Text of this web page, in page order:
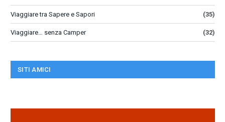
Viaggiare tra Sapere e Sapori (35)
Viaggiare… senza Camper (32)
SITI AMICI